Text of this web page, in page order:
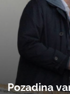
Pozadina